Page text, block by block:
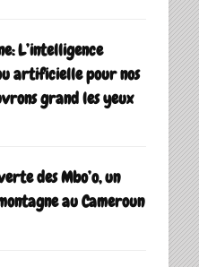
L’intelligence
artificielle pour nos
grand les yeux
des Mbo’o, un
au Cameroun